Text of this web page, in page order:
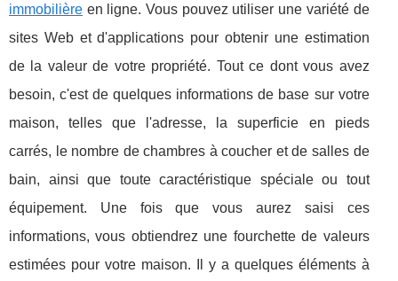
immobilière en ligne. Vous pouvez utiliser une variété de
sites Web et d'applications pour obtenir une estimation
de la valeur de votre propriété. Tout ce dont vous avez
besoin, c'est de quelques informations de base sur votre
maison, telles que l'adresse, la superficie en pieds
carrés, le nombre de chambres à coucher et de salles de
bain, ainsi que toute caractéristique spéciale ou tout
équipement. Une fois que vous aurez saisi ces
informations, vous obtiendrez une fourchette de valeurs
estimées pour votre maison. Il y a quelques éléments à